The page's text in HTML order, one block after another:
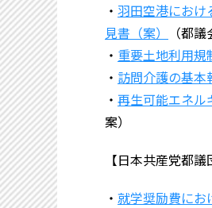
・ 羽田空港におけ
見書（案）
（都
・ 重要土地利用規
・ 訪問介護の基本
・ 再生可能エネル
案）
【日本共産党都
・ 就学奨励費にお